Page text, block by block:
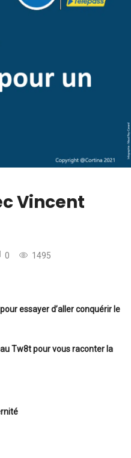
Vincent
0 1495
essayer d’aller conquérir le
Tw8t pour vous raconter la